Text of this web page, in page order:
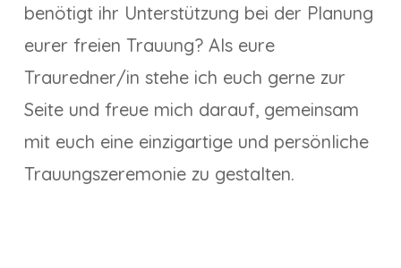
benötigt ihr Unterstützung bei der Planung
eurer freien Trauung? Als eure
Trauredner/in stehe ich euch gerne zur
Seite und freue mich darauf, gemeinsam
mit euch eine einzigartige und persönliche
Trauungszeremonie zu gestalten.